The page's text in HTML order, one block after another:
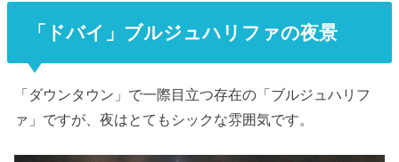
「ドバイ」ブルジュハリファの夜景
「ダウンタウン」で一際目立つ存在の「ブルジュハリフ
ァ」ですが、夜はとてもシックな雰囲気です。